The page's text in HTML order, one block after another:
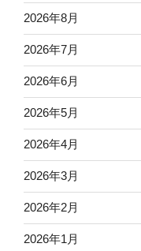
2026年8月
2026年7月
2026年6月
2026年5月
2026年4月
2026年3月
2026年2月
2026年1月